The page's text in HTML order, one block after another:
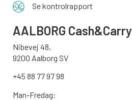
Se kontrolrapport
AALBORG Cash&Carry
Nibevej 48,
9200 Aalborg SV
+45 88 77 97 98
Man-Fredag: